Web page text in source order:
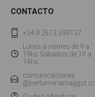
CONTACTO
+54 9 2613 399137
Lunes a viernes de 9 a
19hs Sábados de 10 a
14hs
comunicaciones